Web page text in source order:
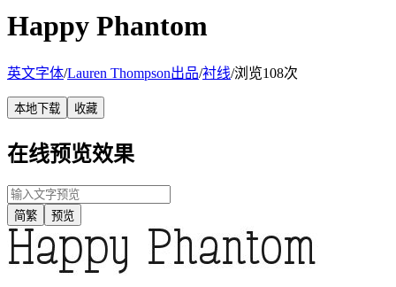
Happy Phantom
英文字体/Lauren Thompson出品/衬线/浏览108次
本地下载 收藏
在线预览效果
简繁 预览